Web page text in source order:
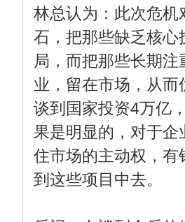
林总认为：此次危
石，把那些缺乏核
局，而把那些长期
业，留在市场，从
谈到国家投资4万亿
果是明显的，对于
住市场的主动权，
到这些项目中去。